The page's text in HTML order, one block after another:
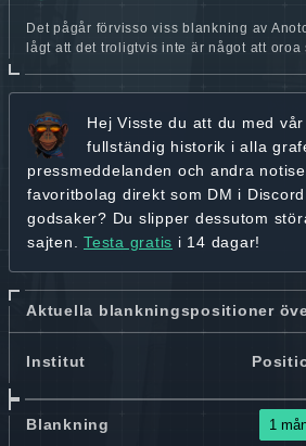
Det pågår förvisso viss blankning av
lågt att det troligtvis inte är något att oroa
Hej Visste du att du med
fullständig historik i alla
pressmeddelanden och andra
favoritbolag direkt som DM i
godsaker? Du slipper dessutom
sajten. Testa gratis i 14 dagar!
Aktuella blankningspositioner
Institut
Blankning 1